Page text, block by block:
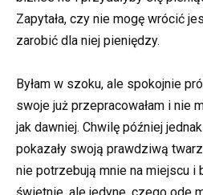
Zapytała, czy nie mogę wrócić
zarobić dla niej pieniędzy.
Byłam w szoku, ale spokojnie
swoje już przepracowałam i nie
jak dawniej. Chwilę później
pokazały swoją prawdziwą
nie potrzebują mnie na miejscu i